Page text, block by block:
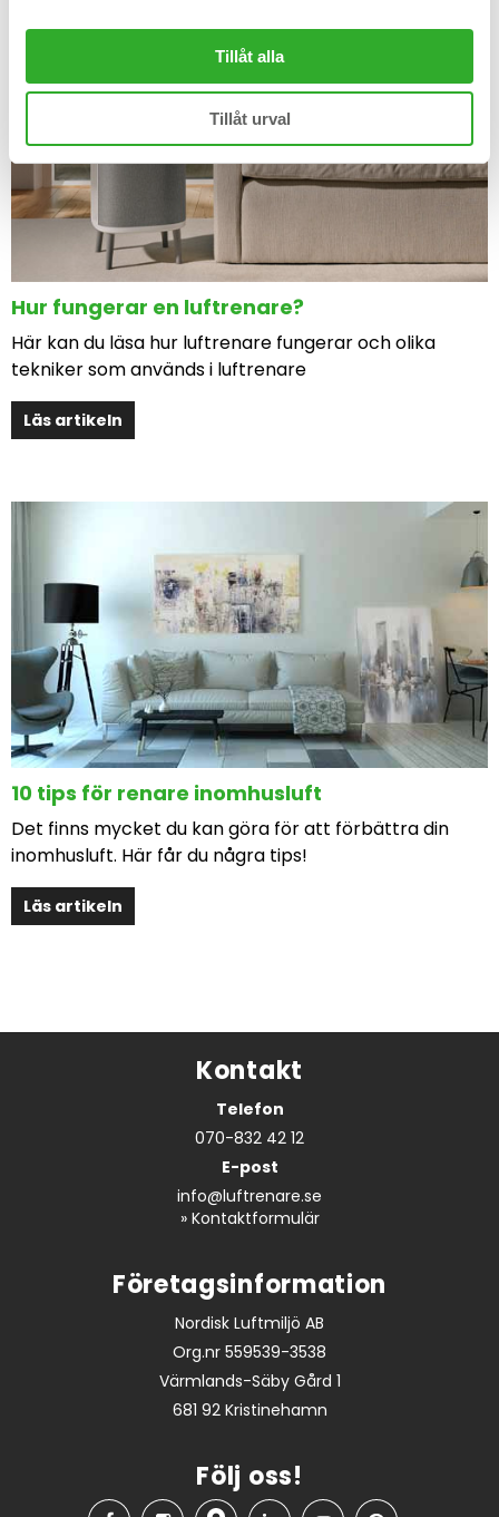
Tillåt alla
Tillåt urval
Hur fungerar en luftrenare?
Här kan du läsa hur luftrenare fungerar och olika
tekniker som används i luftrenare
Läs artikeln
10 tips för renare inomhusluft
Det finns mycket du kan göra för att förbättra din
inomhusluft. Här får du några tips!
Läs artikeln
Kontakt
Telefon
070-832 42 12
E-post
info@luftrenare.se
» Kontaktformulär
Företagsinformation
Nordisk Luftmiljö AB
Org.nr 559539-3538
Värmlands-Säby Gård 1
681 92 Kristinehamn
Följ oss!